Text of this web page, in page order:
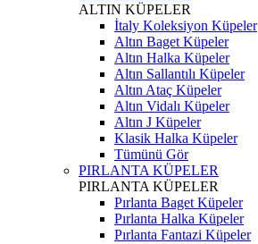
ALTIN KÜPELER
İtaly Koleksiyon Küpeler
Altın Baget Küpeler
Altın Halka Küpeler
Altın Sallantılı Küpeler
Altın Ataç Küpeler
Altın Vidalı Küpeler
Altın J Küpeler
Klasik Halka Küpeler
Tümünü Gör
PIRLANTA KÜPELER
PIRLANTA KÜPELER
Pırlanta Baget Küpeler
Pırlanta Halka Küpeler
Pırlanta Fantazi Küpeler